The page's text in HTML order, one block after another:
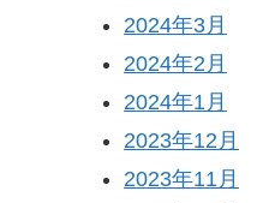
2024年3月
2024年2月
2024年1月
2023年12月
2023年11月